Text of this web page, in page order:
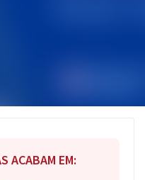
ACABAM EM: